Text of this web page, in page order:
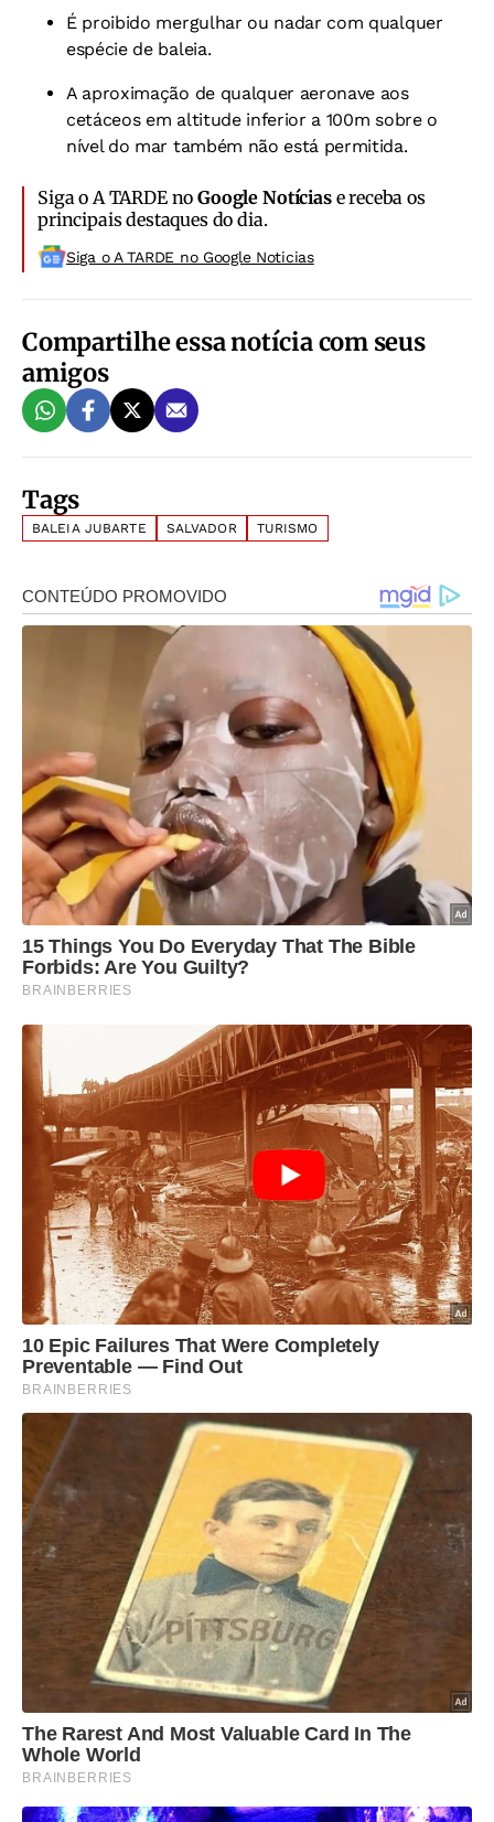
É proibido mergulhar ou nadar com qualquer
espécie de baleia.
A aproximação de qualquer aeronave aos
cetáceos em altitude inferior a 100m sobre o
nível do mar também não está permitida.
Siga o A TARDE noGoogle Notíciase receba os
principais destaques do dia.
Siga o A TARDE no Google Noticias
Compartilhe essa notícia com seus
amigos
Tags
BALEIA JUBARTE SALVADOR TURISMO